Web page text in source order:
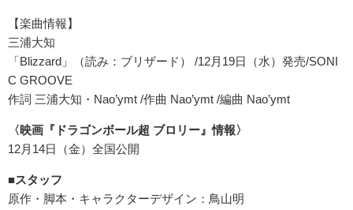
【楽曲情報】
三浦大知
「Blizzard」（読み：ブリザード） /12月19日（水）発売/SONI
C GROOVE
作詞 三浦大知・Nao’ymt /作曲 Nao’ymt /編曲 Nao’ymt
〈映画『ドラゴンボール超 ブロリー』情報〉
12月14日（金）全国公開
■スタッフ
原作・脚本・キャラクターデザイン：鳥山明